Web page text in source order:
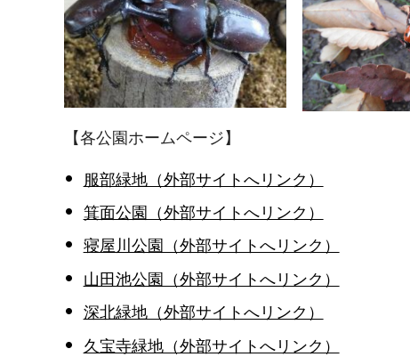
【各公園ホームページ】
服部緑地（外部サイトへリンク）
箕面公園（外部サイトへリンク）
寝屋川公園（外部サイトへリンク）
山田池公園（外部サイトへリンク）
深北緑地（外部サイトへリンク）
久宝寺緑地（外部サイトへリンク）